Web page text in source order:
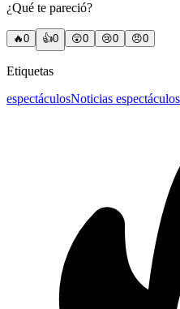
¿Qué te pareció?
🔥0 👍0 😲0 😢0 😠0
Etiquetas
espectáculosNoticias espectáculos